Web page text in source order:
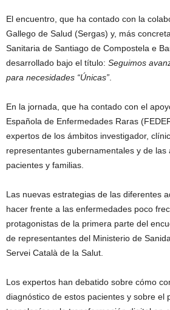
El encuentro, que ha contado con la
Gallego de Salud (Sergas) y, más
Sanitaria de Santiago de Compostela e
desarrollado bajo el título: Seguimos
para necesidades “Únicas”.
En la jornada, que ha contado con el
Española de Enfermedades Raras
expertos de los ámbitos investigador,
representantes gubernamentales y de las
pacientes y familias.
Las nuevas estrategias de las diferentes
hacer frente a las enfermedades poco
protagonistas de la primera parte del
de representantes del Ministerio de
Servei Català de la Salut.
Los expertos han debatido sobre cómo
diagnóstico de estos pacientes y sobre el